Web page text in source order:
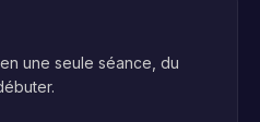
une seule séance, du